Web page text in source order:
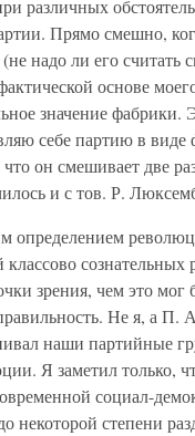
различных
Прямо смешно,
надо ли его считать
основе
значение
себе партию в
что он смешивает две
и с тов. Р.
определением
зрения, чем это мог
Не я, а П.
наши партийные
Я заметил только,
социал-
некоторой степени